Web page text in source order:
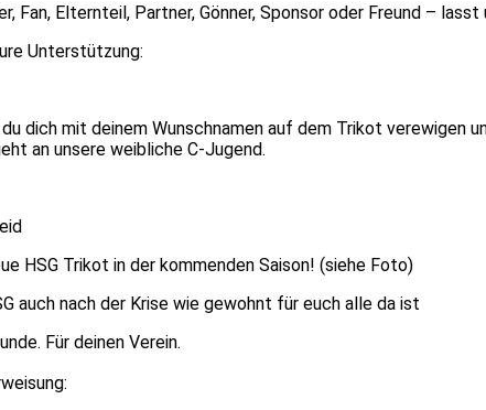
Fan, Elternteil, Partner, Gönner, Sponsor oder Freund –
Unterstützung:
dich mit deinem Wunschnamen auf dem Trikot verewigen
an unsere weibliche C-Jugend.
HSG Trikot in der kommenden Saison! (siehe Foto)
auch nach der Krise wie gewohnt für euch alle da ist
Für deinen Verein.